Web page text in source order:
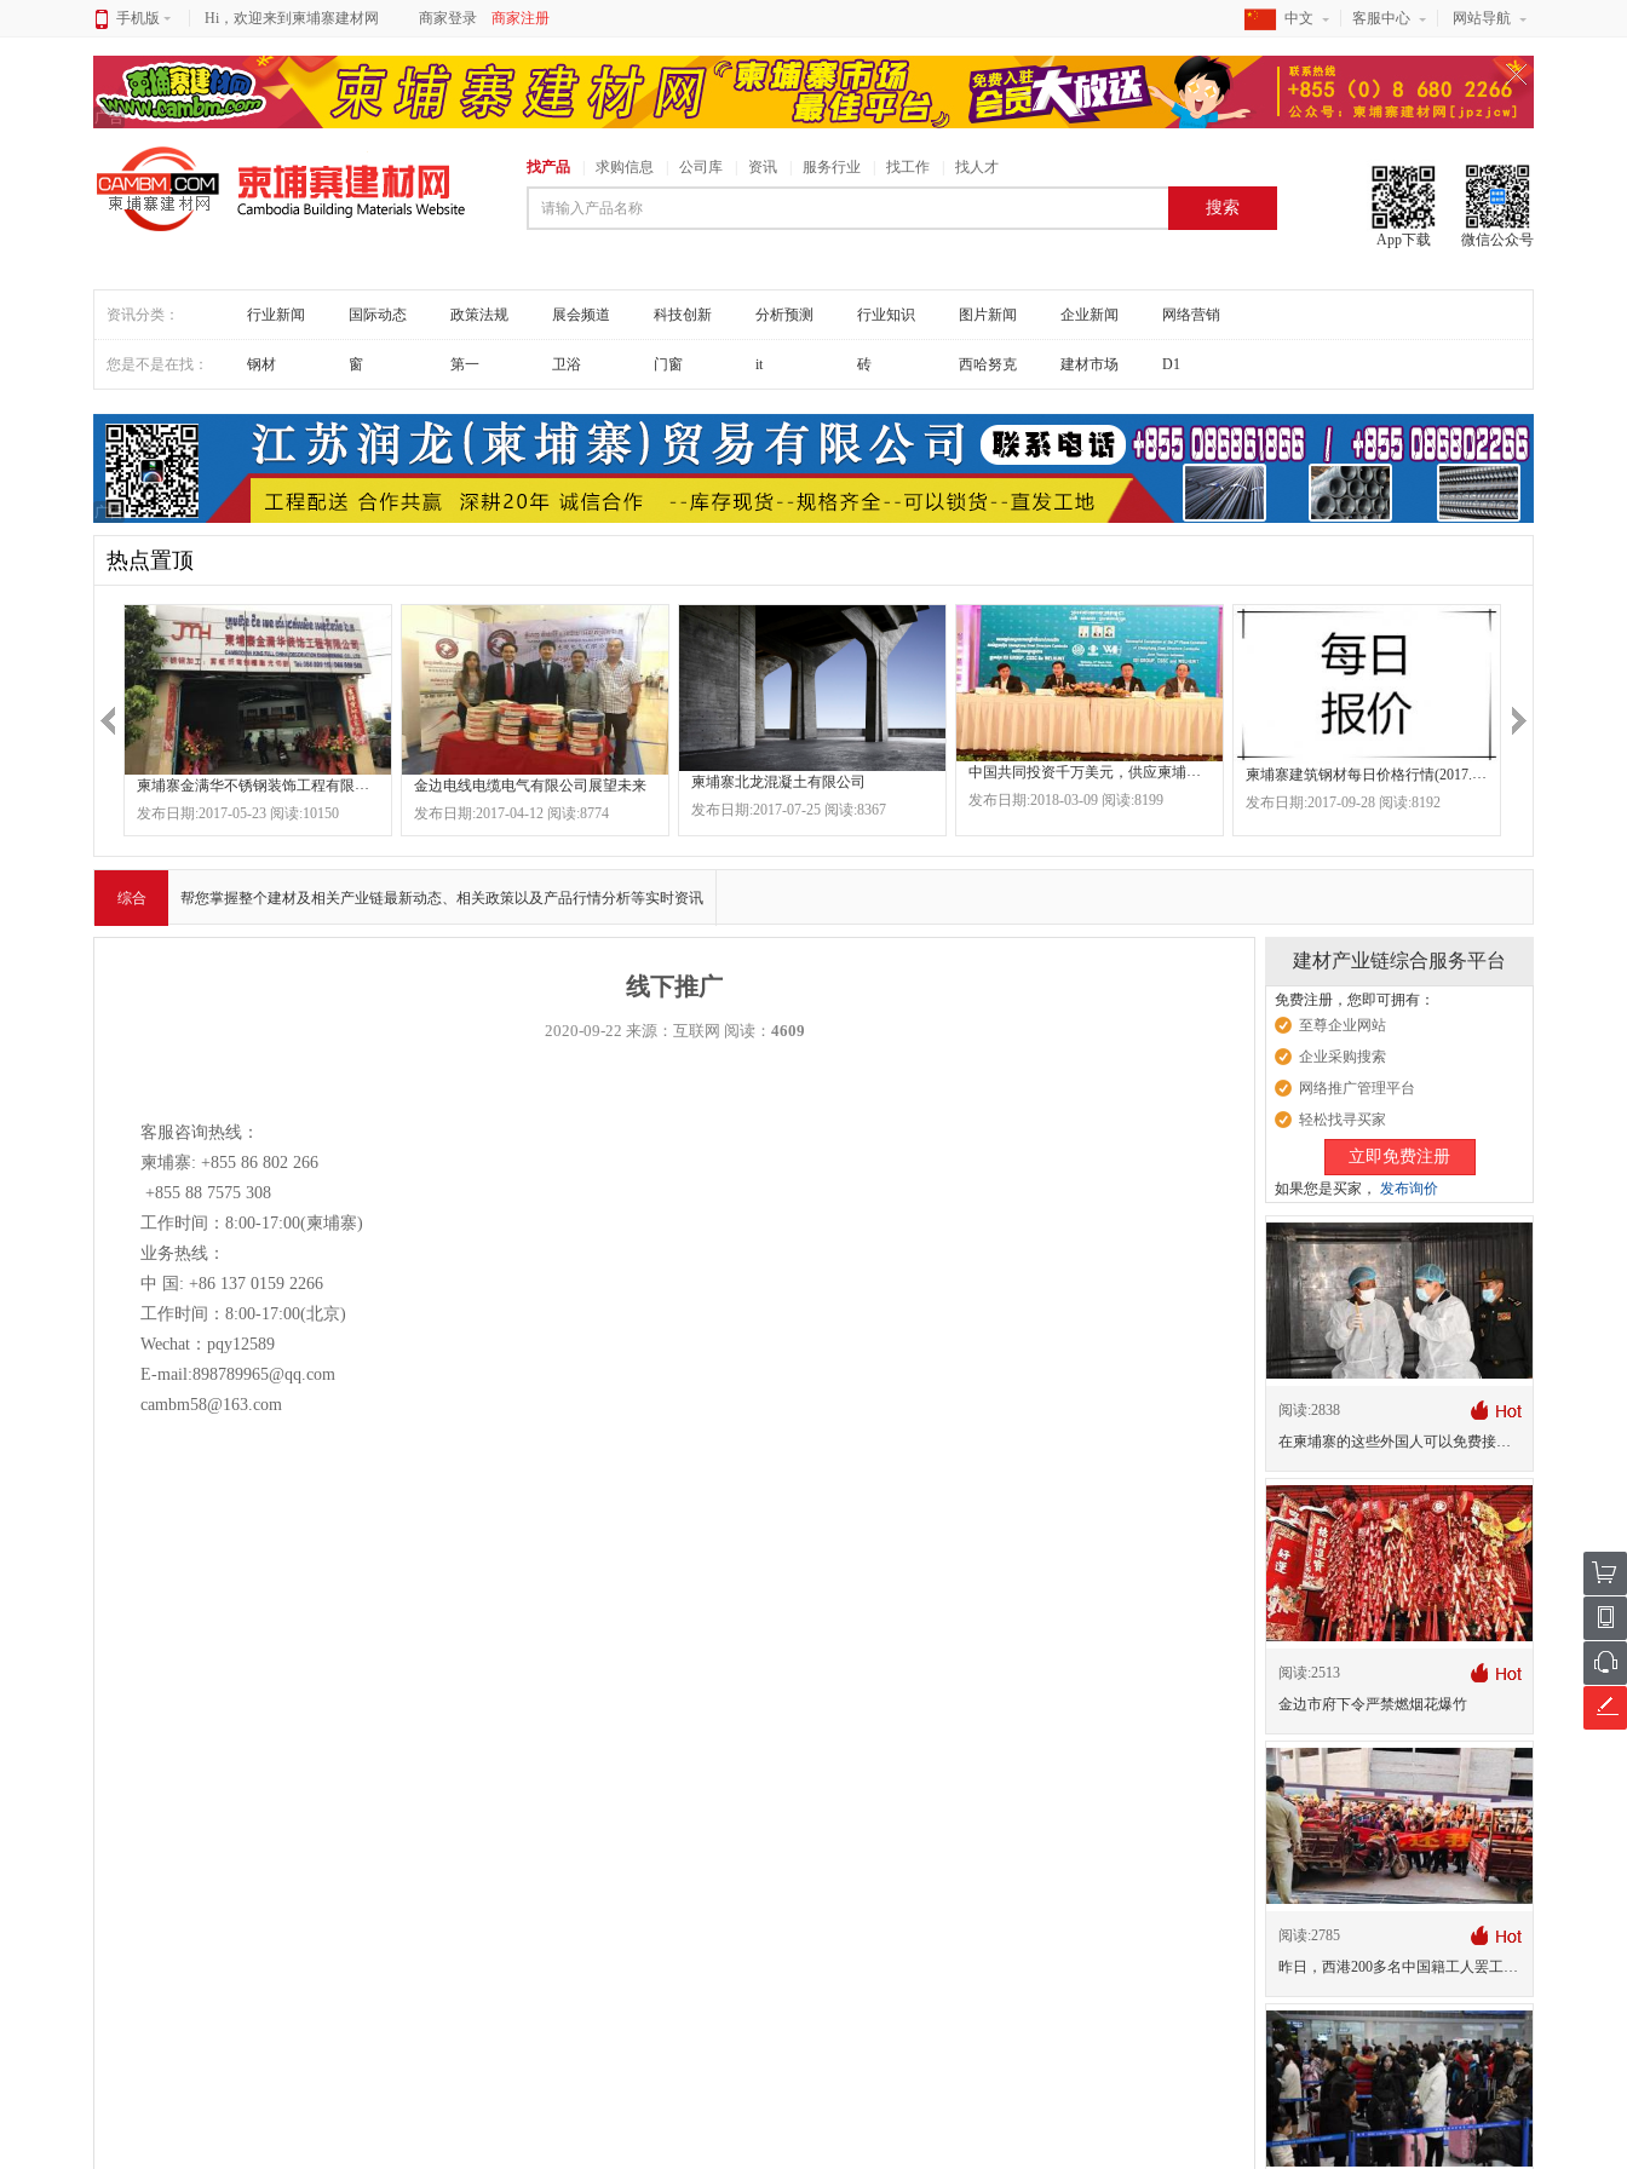
手机版 Hi，欢迎来到柬埔寨建材网 商家登录 商家注册 中文 客服中心 网站导航
广告
找产品 求购信息 公司库 资讯 服务行业 找工作 找人才
请输入产品名称 搜索
App下载 微信公众号
资讯分类： 行业新闻 国际动态 政策法规 展会频道 科技创新 分析预测 行业知识 图片新闻 企业新闻 网络营销
您是不是在找： 钢材 窗 第一 卫浴 门窗 it 砖 西哈努克 建材市场 D1
广告
热点置顶
发布日期:2017-05-23 阅读:10150
金边电线电缆电气有限公司展望未来
发布日期:2017-04-12 阅读:8774
柬埔寨北龙混凝土有限公司
发布日期:2017-07-25 阅读:8367
发布日期:2018-03-09 阅读:8199
发布日期:2017-09-28 阅读:8192
综合 帮您掌握整个建材及相关产业链最新动态、相关政策以及产品行情分析等实时资讯
线下推广
2020-09-22 来源：互联网 阅读： 4609
客服咨询热线：
柬埔寨: +855 86 802 266
+855 88 7575 308
工作时间：8:00-17:00(柬埔寨)
业务热线：
中 国: +86 137 0159 2266
工作时间：8:00-17:00(北京)
Wechat：pqy12589
E-mail:898789965@qq.com
cambm58@163.com
建材产业链综合服务平台
免费注册，您即可拥有：
至尊企业网站
企业采购搜索
网络推广管理平台
轻松找寻买家
立即免费注册
如果您是买家， 发布询价
阅读:2838
在柬埔寨的这些外国人可以免费接种新冠疫苗
阅读:2513
金边市府下令严禁燃烟花爆竹
阅读:2785
昨日，西港200多名中国籍工人罢工讨薪